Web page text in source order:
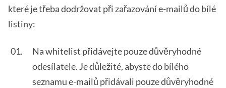
které je třeba dodržovat při zařazování e-mailů do bílé
listiny:
Na whitelist přidávejte pouze důvěryhodné
odesílatele. Je důležité, abyste do bílého
seznamu e-mailů přidávali pouze důvěryhodné